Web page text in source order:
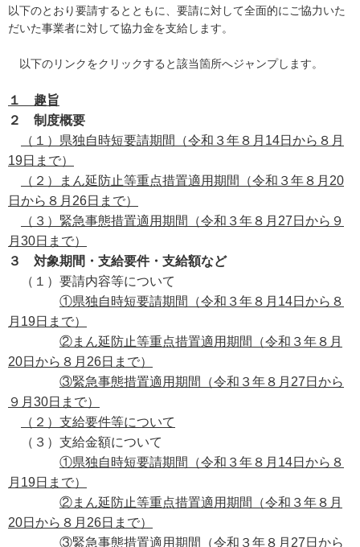
以下のとおり要請するとともに、要請に対して全面的にご協力いた
だいた事業者に対して協力金を支給します。
以下のリンクをクリックすると該当箇所へジャンプします。
１ 趣旨
２ 制度概要
（１）県独自時短要請期間（令和３年８月14日から８月
19日まで）
（２）まん延防止等重点措置適用期間（令和３年８月20
日から８月26日まで）
（３）緊急事態措置適用期間（令和３年８月27日から９
月30日まで）
３ 対象期間・支給要件・支給額など
（１）要請内容等について
①県独自時短要請期間（令和３年８月14日から８
月19日まで）
②まん延防止等重点措置適用期間（令和３年８月
20日から８月26日まで）
③緊急事態措置適用期間（令和３年８月27日から
９月30日まで）
（２）支給要件等について
（３）支給金額について
①県独自時短要請期間（令和３年８月14日から８
月19日まで）
②まん延防止等重点措置適用期間（令和３年８月
20日から８月26日まで）
③緊急事態措置適用期間（令和３年８月27日から